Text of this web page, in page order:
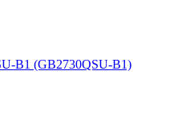
B1 (GB2730QSU-B1)